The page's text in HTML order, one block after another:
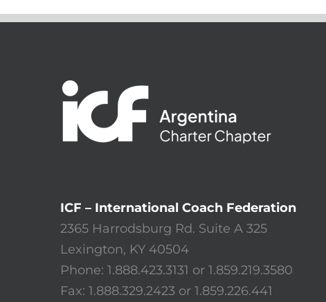
ICF – International Coach Federation
2365 Harrodsburg Rd. Suite A 325
Lexington, KY 40504
Phone: 1.888.423.3131 or 1.859.219.3580
Fax: 1.888.329.2423 or 1.859.226.441